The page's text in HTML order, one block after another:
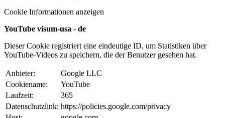
Cookie Informationen anzeigen
YouTube visum-usa - de
Dieser Cookie registriert eine eindeutige ID, um Statistiken über
YouTube-Videos zu speichern, die der Benutzer gesehen hat.
Anbieter:
Google LLC
Cookiename:
YouTube
Laufzeit:
365
Datenschutzlink: https://policies.google.com/privacy